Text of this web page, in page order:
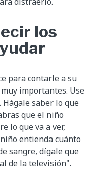
los
para contarle a su
importantes. Use
saber lo que
que el niño
lo que va a ver,
entienda cuánto
sangre, dígale que
de la televisión".